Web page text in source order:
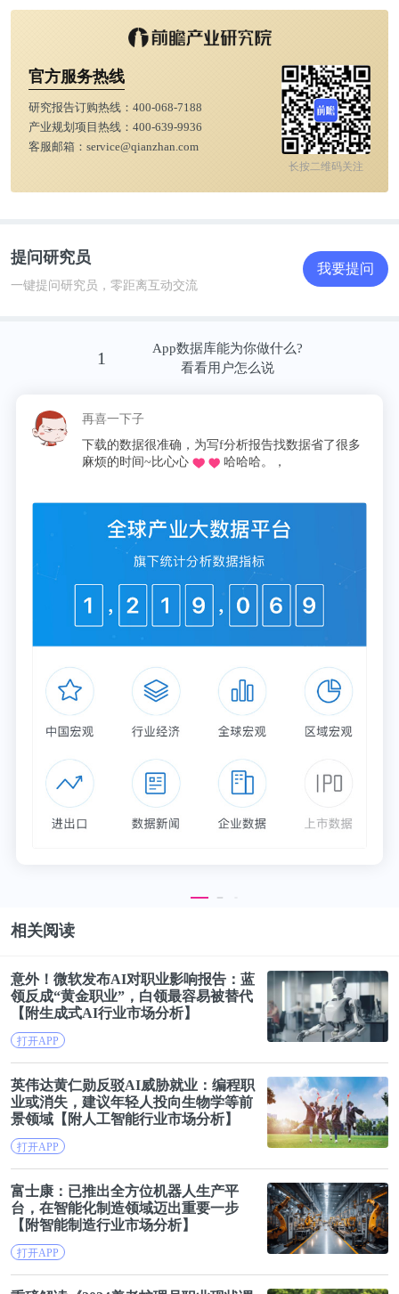
官方服务热线
研究报告订购热线： 400-068-7188
产业规划项目热线： 400-639-9936
客服邮箱： service@qianzhan.com
长按二维码关注
提问研究员
一键提问研究员，零距离互动交流
我要提问
1
App数据库能为你做什么?
看看用户怎么说
再喜一下子
下载的数据很准确，为写f分析报告找数据省了很多
麻烦的时间~比心心
哈哈哈。，
相关阅读
意外！微软发布AI对职业影响报告：蓝
领反成“黄金职业”，白领最容易被替代
【附生成式AI行业市场分析】
打开APP
英伟达黄仁勋反驳AI威胁就业：编程职
业或消失，建议年轻人投向生物学等前
景领域【附人工智能行业市场分析】
打开APP
富士康：已推出全方位机器人生产平
台，在智能化制造领域迈出重要一步
【附智能制造行业市场分析】
打开APP